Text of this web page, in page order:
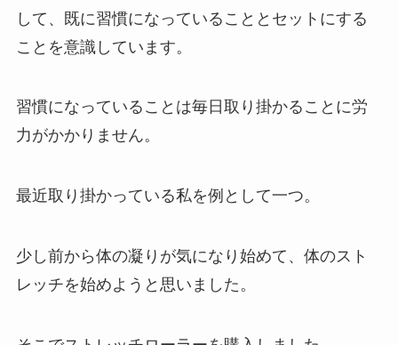
して、既に習慣になっていることとセットにする
ことを意識しています。
習慣になっていることは毎日取り掛かることに労
力がかかりません。
最近取り掛かっている私を例として一つ。
少し前から体の凝りが気になり始めて、体のスト
レッチを始めようと思いました。